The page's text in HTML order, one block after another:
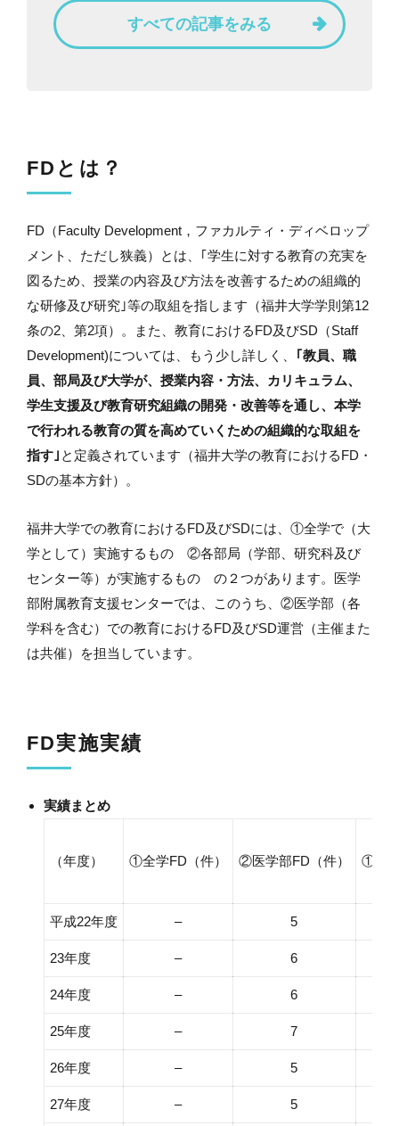
すべての記事をみる
FDとは？
FD（Faculty Development，ファカルティ・ディベロップ
メント、ただし狭義）とは、｢学生に対する教育の充実を
図るため、授業の内容及び方法を改善するための組織的
な研修及び研究｣等の取組を指します（福井大学学則第12
条の2、第2項）。また、教育におけるFD及びSD（Staff
Development)については、もう少し詳しく、
｢教員、職
員、部局及び大学が、授業内容・方法、カリキュラム、
学生支援及び教育研究組織の開発・改善等を通し、本学
で行われる教育の質を高めていくための組織的な取組を
指す｣ と定義されています（福井大学の教育におけるFD・
SDの基本方針）。
福井大学での教育におけるFD及びSDには、①全学で（大
学として）実施するもの ②各部局（学部、研究科及び
センター等）が実施するもの の２つがあります。 医学
部附属教育支援センターでは、このうち、②医学部（各
学科を含む）での教育におけるFD及びSD運営（主催また
は共催）を担当しています。
FD実施実績
実績まとめ
（年度） ①全学FD（件） ②医学部FD（件） ①＋②
平成22年度 – 5
23年度 – 6
24年度 – 6
25年度 – 7
26年度 – 5
27年度 – 5